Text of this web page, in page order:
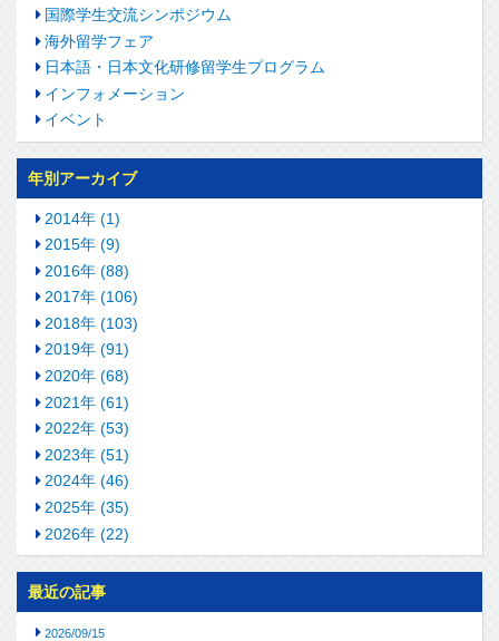
国際学生交流シンポジウム
海外留学フェア
日本語・日本文化研修留学生プログラム
インフォメーション
イベント
年別アーカイブ
2014年 (1)
2015年 (9)
2016年 (88)
2017年 (106)
2018年 (103)
2019年 (91)
2020年 (68)
2021年 (61)
2022年 (53)
2023年 (51)
2024年 (46)
2025年 (35)
2026年 (22)
最近の記事
2026/09/15